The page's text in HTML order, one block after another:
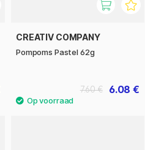
CREATIV COMPANY
Pompoms Pastel 62g
6.08 €
7.60 €